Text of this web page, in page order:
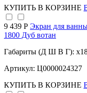
КУПИТЬ В КОРЗИНЕ
9 439 Р Экран для
1800 Дуб вотан
Габариты (Д Ш В Г):
Артикул: Ц0000024327
КУПИТЬ В КОРЗИНЕ